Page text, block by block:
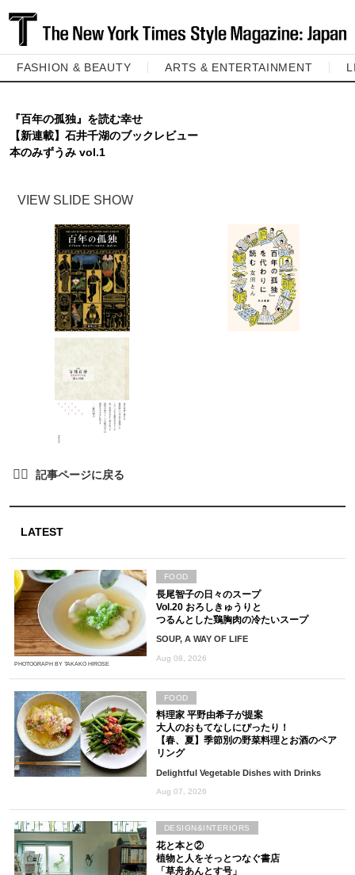
FASHION & BEAUTY ARTS & ENTERTAINMENT
『百年の孤独』を読む幸せ
【新連載】石井千湖のブックレビュー
本のみずうみ vol.1
VIEW SLIDE SHOW
LATEST
PHOTOGRAPH BY TAKAKO HIROSE
長尾智子の日々のスープ
Vol.20 おろしきゅうりと
つるんとした鶏胸肉の冷たいスープ
SOUP, A WAY OF LIFE
Aug 08, 2026
FOOD
料理家 平野由希子が提案
大人のおもてなしにぴったり！
【春、夏】季節別の野菜料理とお酒のペア
リング
Delightful Vegetable Dishes with Drinks
Aug 07, 2026
FOOD
花と本と②
植物と人をそっとつなぐ書店
「草舟あんとす号」
DESIGN&INTERIORS